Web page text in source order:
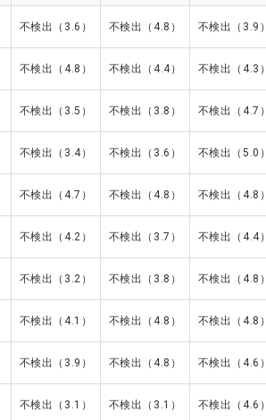
不検出（3.6） 不検出（4.8） 不検出（3.9）
不検出（4.8） 不検出（4.4） 不検出（4.3）
不検出（3.5） 不検出（3.8） 不検出（4.7）
不検出（3.4） 不検出（3.6） 不検出（5.0）
不検出（4.7） 不検出（4.8） 不検出（4.8）
不検出（4.2） 不検出（3.7） 不検出（4.4）
不検出（3.2） 不検出（3.8） 不検出（4.8）
不検出（4.1） 不検出（4.8） 不検出（4.8）
不検出（3.9） 不検出（4.8） 不検出（4.6）
不検出（3.1） 不検出（3.1） 不検出（4.6）